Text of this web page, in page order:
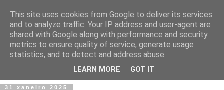
31 xaneiro 2025
This site uses cookies from Google to deliver its services
and to analyze traffic. Your IP address and user-agent are
shared with Google along with performance and security
metrics to ensure quality of service, generate usage
statistics, and to detect and address abuse.
LEARN MORE GOT IT